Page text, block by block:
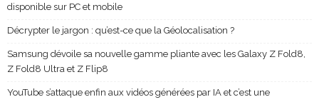
disponible sur PC et mobile
Décrypter le jargon : qu’est-ce que la Géolocalisation ?
Samsung dévoile sa nouvelle gamme pliante avec les Galaxy Z Fold8,
Z Fold8 Ultra et Z Flip8
YouTube s’attaque enfin aux vidéos générées par IA et c’est une